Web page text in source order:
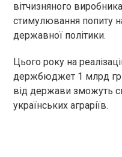
вітчизняного
стимулювання попиту
державної політики.
Цього року на
держбюджет 1 млрд
від держави зможуть
українських аграріїв.